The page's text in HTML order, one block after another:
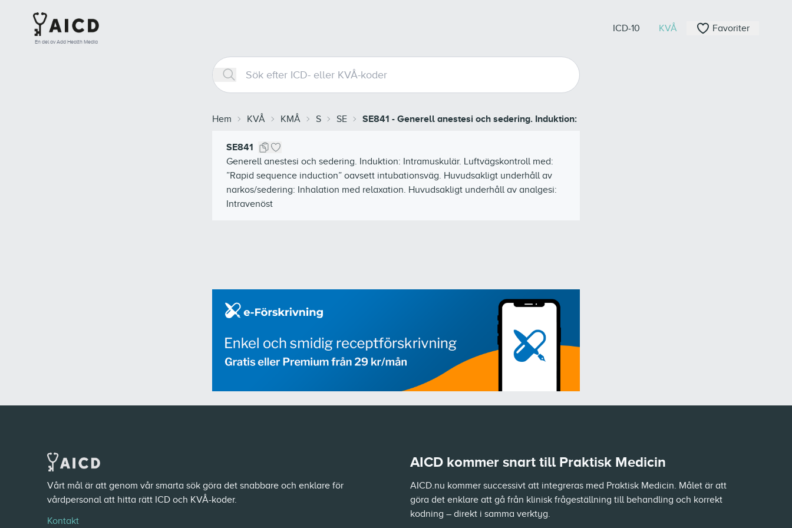
En del av Add Health Media
ICD-10 KVÅ Favoriter
Hem KVÅ KMÅ S SE SE841 - Generell anestesi och sedering. Induktion: Intramuskulär. Luftvägskontroll med: ”Rapid
SE841
Generell anestesi och sedering. Induktion: Intramuskulär. Luftvägskontroll med:
”Rapid sequence induction” oavsett intubationsväg. Huvudsakligt underhåll av
narkos/sedering: Inhalation med relaxation. Huvudsakligt underhåll av analgesi:
Intravenöst
Vårt mål är att genom vår smarta sök göra det snabbare och enklare för
vårdpersonal att hitta rätt ICD och KVÅ-koder.
Kontakt
AICD kommer snart till Praktisk Medicin
AICD.nu kommer successivt att integreras med Praktisk Medicin. Målet är att
göra det enklare att gå från klinisk frågeställning till behandling och korrekt
kodning – direkt i samma verktyg.